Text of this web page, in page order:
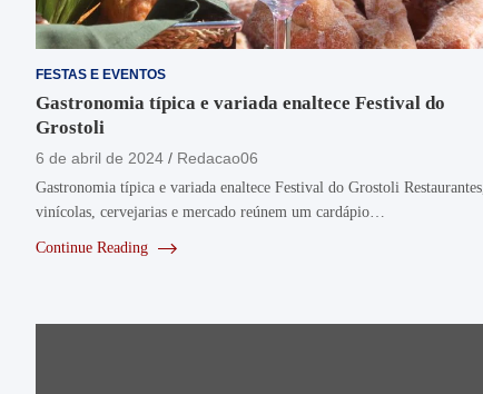
FESTAS E EVENTOS
Gastronomia típica e variada enaltece Festival do
Grostoli
6 de abril de 2024 Redacao06
Gastronomia típica e variada enaltece Festival do Grostoli Restaurantes,
vinícolas, cervejarias e mercado reúnem um cardápio…
Continue Reading